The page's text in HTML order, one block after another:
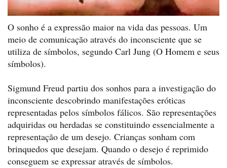
O sonho é a expressão maior na vida das pessoas. Um
meio de comunicação através do inconsciente que se
utiliza de símbolos, segundo Carl Jung (O Homem e seus
símbolos).
Sigmund Freud partiu dos sonhos para a investigação do
inconsciente descobrindo manifestações eróticas
representadas pelos símbolos fálicos. São representações
adquiridas ou herdadas se constituindo essencialmente a
representação de um desejo. Crianças sonham com
brinquedos que desejam. Quando o desejo é reprimido
conseguem se expressar através de símbolos.